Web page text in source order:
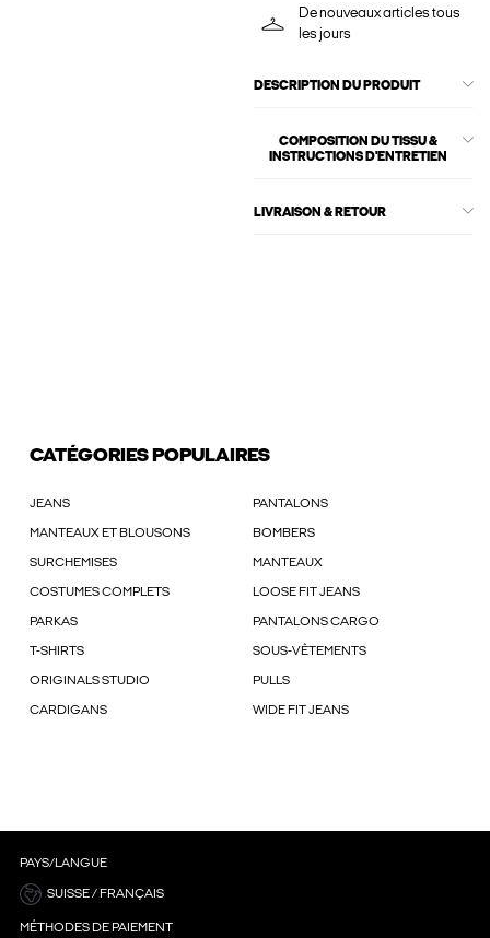
De nouveaux articles tous
les jours
DESCRIPTION DU PRODUIT
COMPOSITION DU TISSU &
INSTRUCTIONS D'ENTRETIEN
LIVRAISON & RETOUR
CATÉGORIES POPULAIRES
JEANS PANTALONS
MANTEAUX ET BLOUSONS BOMBERS
SURCHEMISES MANTEAUX
COSTUMES COMPLETS LOOSE FIT JEANS
PARKAS PANTALONS CARGO
T-SHIRTS SOUS-VÊTEMENTS
ORIGINALS STUDIO PULLS
CARDIGANS WIDE FIT JEANS
PAYS/LANGUE
SUISSE / FRANÇAIS
MÉTHODES DE PAIEMENT